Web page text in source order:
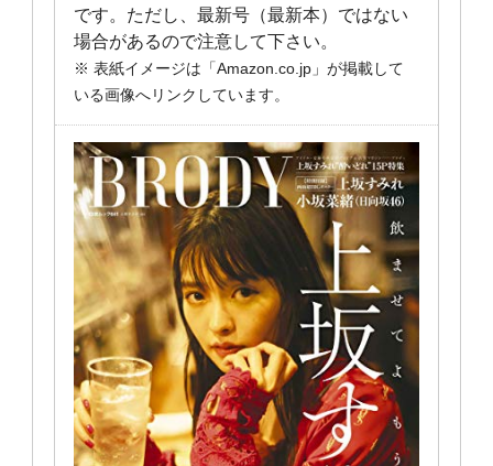
です。ただし、最新号（最新本）ではない
場合があるので注意して下さい。
※ 表紙イメージは「Amazon.co.jp」が掲載して
いる画像へリンクしています。